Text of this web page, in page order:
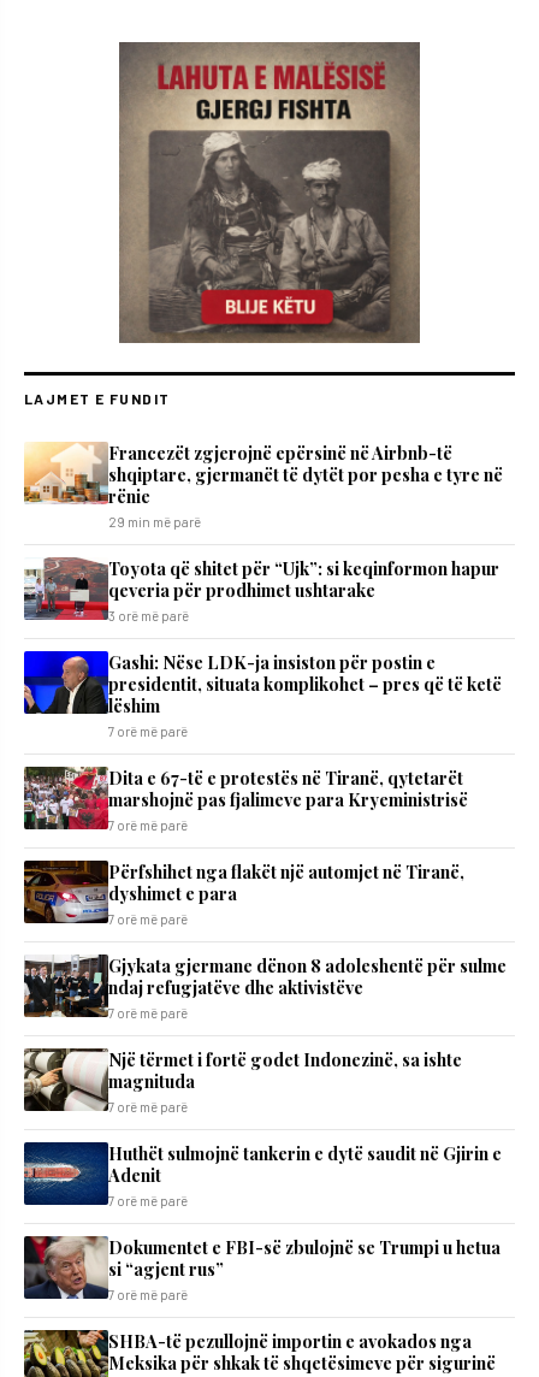
LAJMET E FUNDIT
Francezët zgjerojnë epërsinë në Airbnb-të
shqiptare, gjermanët të dytët por pesha e tyre në
rënie
29 min më parë
Toyota që shitet për “Ujk”: si keqinformon hapur
qeveria për prodhimet ushtarake
3 orë më parë
Gashi: Nëse LDK-ja insiston për postin e
presidentit, situata komplikohet – pres që të ketë
lëshim
7 orë më parë
Dita e 67-të e protestës në Tiranë, qytetarët
marshojnë pas fjalimeve para Kryeministrisë
7 orë më parë
Përfshihet nga flakët një automjet në Tiranë,
dyshimet e para
7 orë më parë
Gjykata gjermane dënon 8 adoleshentë për sulme
ndaj refugjatëve dhe aktivistëve
7 orë më parë
Një tërmet i fortë godet Indonezinë, sa ishte
magnituda
7 orë më parë
Huthët sulmojnë tankerin e dytë saudit në Gjirin e
Adenit
7 orë më parë
Dokumentet e FBI-së zbulojnë se Trumpi u hetua
si “agjent rus”
7 orë më parë
SHBA-të pezullojnë importin e avokados nga
Meksika për shkak të shqetësimeve për sigurinë